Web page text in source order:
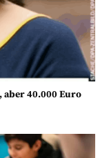
aber 40.000 Euro